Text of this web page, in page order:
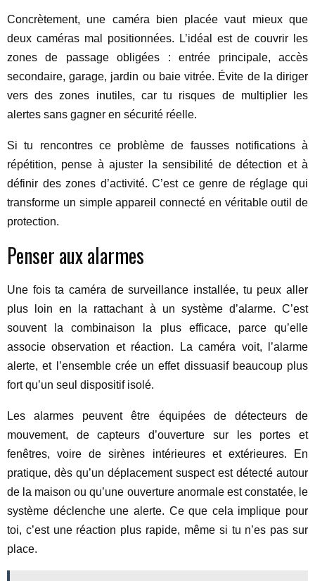
Concrètement, une caméra bien placée vaut mieux que
deux caméras mal positionnées. L’idéal est de couvrir les
zones de passage obligées : entrée principale, accès
secondaire, garage, jardin ou baie vitrée. Évite de la diriger
vers des zones inutiles, car tu risques de multiplier les
alertes sans gagner en sécurité réelle.
Si tu rencontres ce problème de fausses notifications à
répétition, pense à ajuster la sensibilité de détection et à
définir des zones d’activité. C’est ce genre de réglage qui
transforme un simple appareil connecté en véritable outil de
protection.
Penser aux alarmes
Une fois ta caméra de surveillance installée, tu peux aller
plus loin en la rattachant à un système d’alarme. C’est
souvent la combinaison la plus efficace, parce qu’elle
associe observation et réaction. La caméra voit, l’alarme
alerte, et l’ensemble crée un effet dissuasif beaucoup plus
fort qu’un seul dispositif isolé.
Les alarmes peuvent être équipées de détecteurs de
mouvement, de capteurs d’ouverture sur les portes et
fenêtres, voire de sirènes intérieures et extérieures. En
pratique, dès qu’un déplacement suspect est détecté autour
de la maison ou qu’une ouverture anormale est constatée, le
système déclenche une alerte. Ce que cela implique pour
toi, c’est une réaction plus rapide, même si tu n’es pas sur
place.